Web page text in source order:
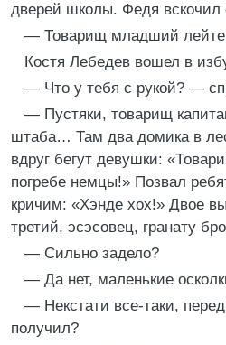
дверей школы. Федя вскочил
— Товарищ младший
Костя Лебедев вошел в
— Что у тебя с рукой? —
— Пустяки, товарищ
штаба… Там два домика в
вдруг бегут девушки:
погребе немцы!» Позвал
кричим: «Хэнде хох!» Двое
третий, эсэсовец, гранату
— Сильно задело?
— Да нет, маленькие
— Некстати все-таки,
получил?